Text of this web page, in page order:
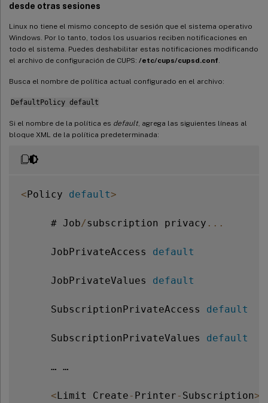
desde otras sesiones
Linux no tiene el mismo concepto de sesión que el sistema operativo
Windows. Por lo tanto, todos los usuarios reciben notificaciones en
todo el sistema. Puedes deshabilitar estas notificaciones modificando
el archivo de configuración de CUPS: /etc/cups/cupsd.conf
Busca el nombre de política actual configurado en el archivo:
DefaultPolicy default
Si el nombre de la política es default, agrega las siguientes líneas al
bloque XML de la política predeterminada:
<Policy default>
     # Job
/subscription privacy ...
     JobPrivateAccess
default
     JobPrivateValues
default
     SubscriptionPrivateAccess
default
     SubscriptionPrivateValues
default
     … …
<Limit Create - Printer - Subscription>